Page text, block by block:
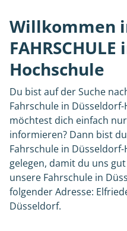
Willkommen
Hochschule
Du bist auf der Suche
Fahrschule in
möchtest dich einfach
informieren? Dann bist
Fahrschule in
gelegen, damit du uns
unsere Fahrschule in
folgender Adresse:
Düsseldorf.